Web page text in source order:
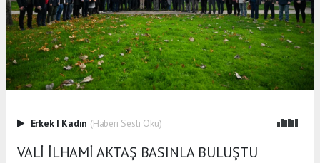
Erkek | Kadın (Haberi Sesli Oku)
VALİ İLHAMİ AKTAŞ BASINLA BULUŞTU